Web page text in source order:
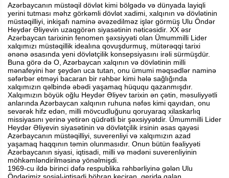
Azərbaycanın müstəqil dövlət kimi bölgədə və dünyada layiqli
yerini tutması məhz görkəmli dövlət xadimi, xalqının və dövlətinin
müstəqilliyi, inkişafı naminə əvəzedilməz işlər görmüş Ulu Öndər
Heydər Əliyevin uzaqgörən siyasətinin nəticəsidir. XX əsr
Azərbaycan tarixinin fenomen şəxsiyyəti olan Ümummilli Lider
xalqımızı müstəqillik idealına qovuşdurmuş, mütərəqqi tarixi
ənənə əsasında yeni dövlətçilik konsepsiyasını irəli sürmüşdür.
Buna görə də O, Azərbaycan xalqının və dövlətinin milli
mənafeyini hər şeydən uca tutan, onu ümumi məqsədlər naminə
səfərbər etməyi bacaran bir rəhbər kimi hələ sağlığında
xalqımızın qəlbində əbədi yaşamaq hüququ qazanmışdır.
Xalqımızın böyük oğlu Heydər Əliyev tarixin ən çətin, məsuliyyətli
anlarında Azərbaycan xalqının ruhuna nəfəs kimi qayıdan, onu
sevərək hifz edən, milli mövcudluğunu qoruyaraq xilaskarlıq
missiyasını yerinə yetirən qüdrətli bir şəxsiyyətdir. Ümummilli Lider
Heydər Əliyevin siyasətinin və dövlətçilik irsinin əsas qayəsi
Azərbaycanın müstəqilliyi, suverenliyi və xalqımızın azad
yaşamaq haqqının təmin olunmasıdır. Onun bütün fəaliyyəti
Azərbaycanın siyasi, iqtisadi, milli və mədəni suverenliyinin
möhkəmləndirilməsinə yönəlmişdi.
1969-cu ildə birinci dəfə respublika rəhbərliyinə gələn Ulu